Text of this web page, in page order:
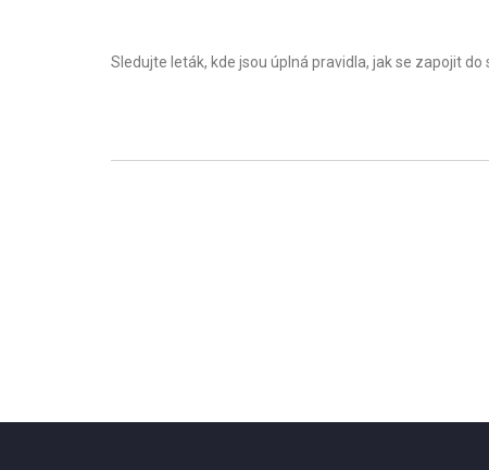
Sledujte leták, kde jsou úplná pravidla, jak se zapojit do